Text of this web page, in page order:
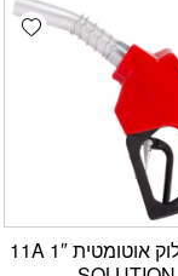
ידית תדלוק אוטומטית 1″ 11A